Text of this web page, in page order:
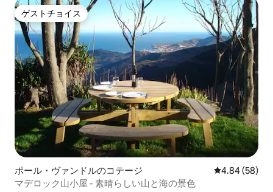
ゲストチョイス
ゲストチョイス
ポール・ヴァンドルのコテージ レビュー58
4.84 (58)
マデロック山小屋 - 素晴らしい山と海の景色